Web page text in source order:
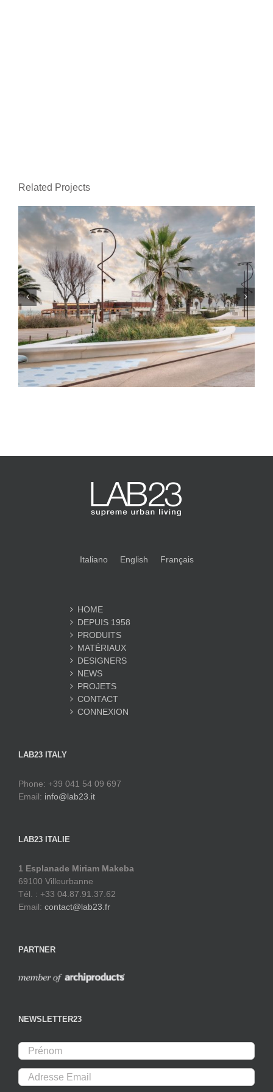
Related Projects
Italiano English Français
HOME
DEPUIS 1958
PRODUITS
MATÉRIAUX
DESIGNERS
NEWS
PROJETS
CONTACT
CONNEXION
LAB23 ITALY
Phone: +39 041 54 09 697
Email: info@lab23.it
LAB23 ITALIE
1 Esplanade Miriam Makeba
69100 Villeurbanne
Tél. : +33 04.87.91.37.62
Email: contact@lab23.fr
PARTNER
NEWSLETTER23